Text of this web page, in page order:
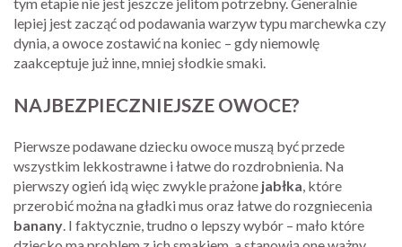
lepiej jest zacząć od podawania warzyw typu marchewka czy
dynia, a owoce zostawić na koniec – gdy niemowlę
zaakceptuje już inne, mniej słodkie smaki.
NAJBEZPIECZNIEJSZE OWOCE?
Pierwsze podawane dziecku owoce muszą być przede
wszystkim lekkostrawne i łatwe do rozdrobnienia. Na
pierwszy ogień idą więc zwykle prażone jabłka , które
przerobić można na gładki mus oraz łatwe do rozgniecenia
banany . I faktycznie, trudno o lepszy wybór – mało które